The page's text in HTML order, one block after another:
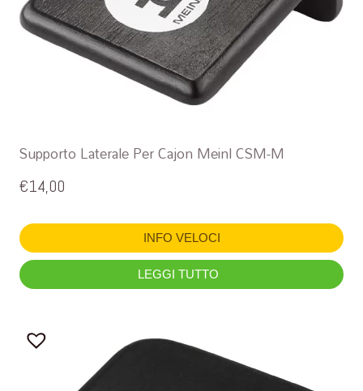
Supporto Laterale Per Cajon Meinl CSM-M
€14,00
INFO VELOCI
LEGGI TUTTO